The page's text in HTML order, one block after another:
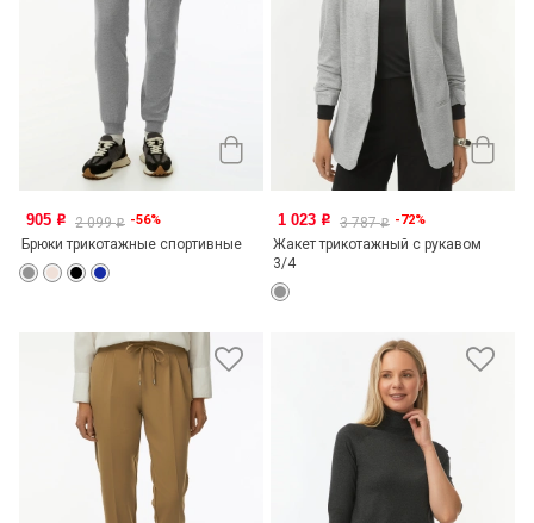
905 o 2 099o -56%
Брюки трикотажные спортивные
1 023 o 3 787o -72%
Жакет трикотажный с рукавом
3/4